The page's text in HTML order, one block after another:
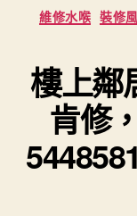
維修水喉 裝修
樓上鄰
肯修